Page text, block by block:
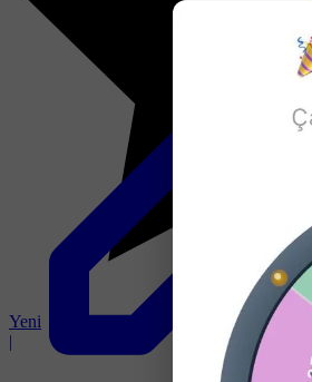
Yeni
|